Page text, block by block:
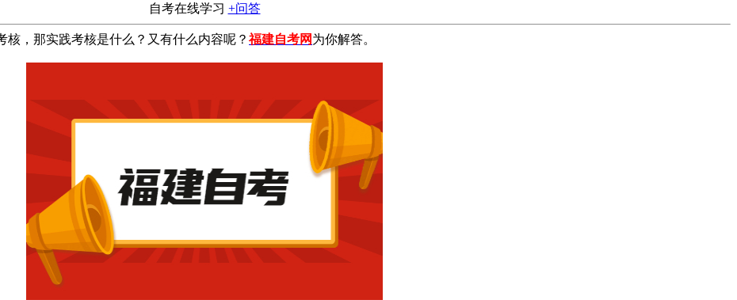
自考在线学习 +问答
，那实践考核是什么？又有什么内容呢？福建自考网为你解答。